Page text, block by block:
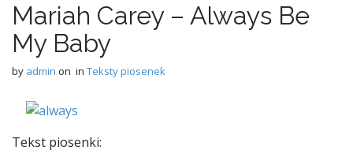
Mariah Carey – Always Be
My Baby
by admin on in Teksty piosenek
Tekst piosenki: